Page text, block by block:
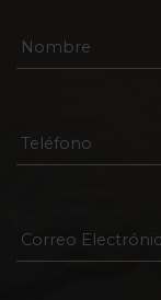
Electrónico *